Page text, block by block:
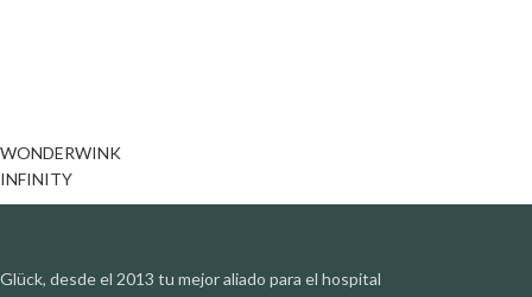
WONDERWINK
INFINITY
Glück, desde el 2013 tu mejor aliado para el hospital